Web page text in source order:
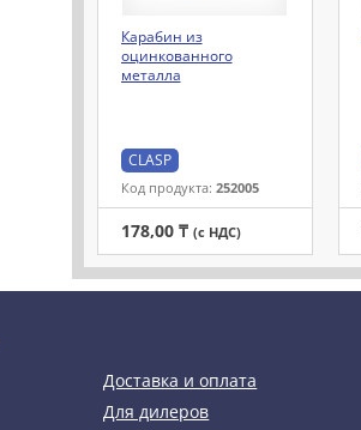
Карабин из
оцинкованного
металла
CLASP
Код продукта: 252005
178,00 ₸ (с НДС)
Доставка и оплата
Для дилеров